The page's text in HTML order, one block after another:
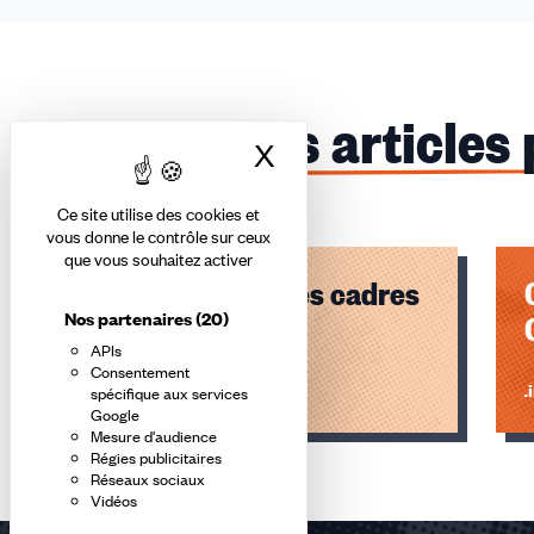
Ce site utilise des cookies et
vous donne le contrôle sur ceux
que vous souhaitez activer
Nos partenaires(20)
APIs
Consentement
spécifique aux services
Google
Mesure d'audience
Régies publicitaires
Réseaux sociaux
Vidéos
X Masquer le
Ces
Grille de salaires cadres
ETGC 2025
Lire l'article
Éléments
1,
2